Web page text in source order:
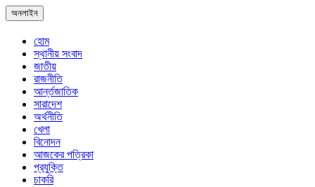
অনলাইন
হোম
স্থানীয় সংবাদ
জাতীয়
রাজনীতি
আর্ন্তজাতিক
সারাদেশ
অর্থনীতি
খেলা
বিনোদন
আজকের পত্রিকা
প্রযুক্তি
চাকরি